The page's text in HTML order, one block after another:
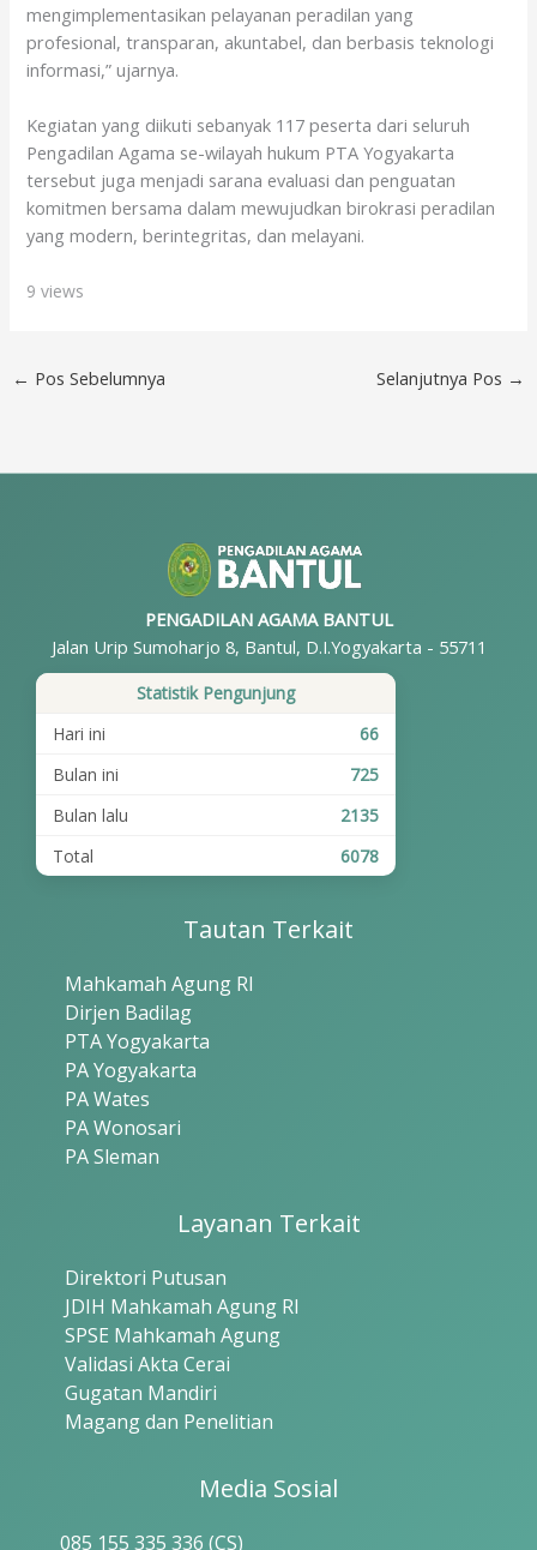
mengimplementasikan pelayanan peradilan yang
profesional, transparan, akuntabel, dan berbasis teknologi
informasi,” ujarnya.
Kegiatan yang diikuti sebanyak 117 peserta dari seluruh
Pengadilan Agama se-wilayah hukum PTA Yogyakarta
tersebut juga menjadi sarana evaluasi dan penguatan
komitmen bersama dalam mewujudkan birokrasi peradilan
yang modern, berintegritas, dan melayani.
9 views
← Pos Sebelumnya Selanjutnya Pos →
PENGADILAN AGAMA BANTUL
Jalan Urip Sumoharjo 8, Bantul, D.I.Yogyakarta - 55711
Statistik Pengunjung
Hari ini
66
Bulan ini
725
Bulan lalu
2135
Total
6078
Tautan Terkait
Mahkamah Agung RI
Dirjen Badilag
PTA Yogyakarta
PA Yogyakarta
PA Wates
PA Wonosari
PA Sleman
Layanan Terkait
Direktori Putusan
JDIH Mahkamah Agung RI
SPSE Mahkamah Agung
Validasi Akta Cerai
Gugatan Mandiri
Magang dan Penelitian
Media Sosial
085 155 335 336 (CS)